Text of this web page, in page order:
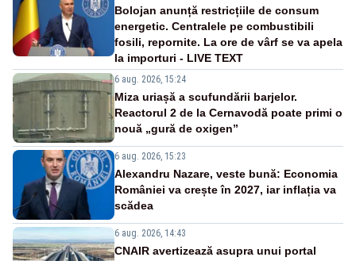
Bolojan anunță restricțiile de consum
energetic. Centralele pe combustibili
fosili, repornite. La ore de vârf se va apela
la importuri - LIVE TEXT
6 aug. 2026, 15:24
Miza uriașă a scufundării barjelor.
Reactorul 2 de la Cernavodă poate primi o
nouă „gură de oxigen”
6 aug. 2026, 15:23
Alexandru Nazare, veste bună: Economia
României va crește în 2027, iar inflația va
scădea
6 aug. 2026, 14:43
CNAIR avertizează asupra unui portal